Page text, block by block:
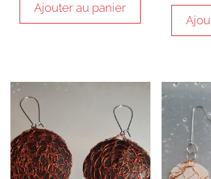
Ajouter au panier